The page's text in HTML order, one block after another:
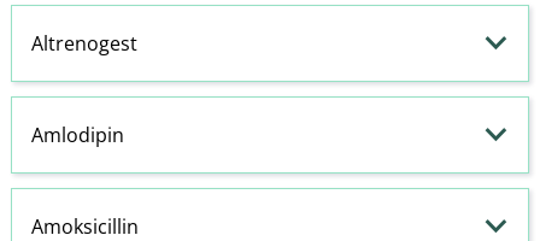
Altrenogest
Amlodipin
Amoksicillin